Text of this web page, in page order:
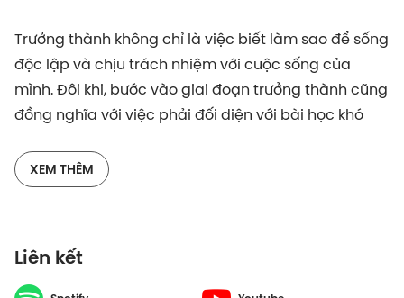
Trưởng thành không chỉ là việc biết làm sao để sống
độc lập và chịu trách nhiệm với cuộc sống của
mình. Đôi khi, bước vào giai đoạn trưởng thành cũng
đồng nghĩa với việc phải đối diện với bài học khó
là việc hiểu rõ bản thân, mà còn là việc chấp nhận
và yêu thương bản thân mình với tất cả những ưu
Trong tập đầu tiên của mùa mới, EduStation rất vinh
dự được chào đón Biên kịch, Đạo diễn Nguyễn Thị
XEM THÊM
Liên kết